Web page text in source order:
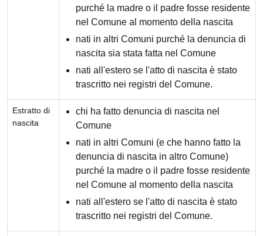
purché la madre o il padre fosse residente
nel Comune al momento della nascita
nati in altri Comuni purché la denuncia di
nascita sia stata fatta nel Comune
nati all'estero se l'atto di nascita è stato
trascritto nei registri del Comune.
Estratto di
nascita
chi ha fatto denuncia di nascita nel
Comune
nati in altri Comuni (e che hanno fatto la
denuncia di nascita in altro Comune)
purché la madre o il padre fosse residente
nel Comune al momento della nascita
nati all'estero se l'atto di nascita è stato
trascritto nei registri del Comune.